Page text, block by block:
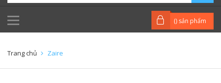
() sản phẩm
Trang chủ Zaire